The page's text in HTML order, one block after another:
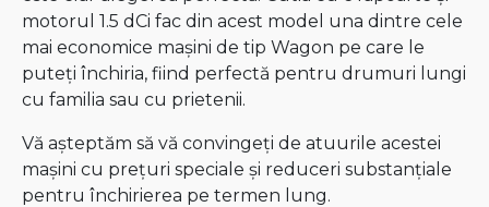
motorul 1.5 dCi fac din acest model una dintre cele
mai economice mașini de tip Wagon pe care le
puteți închiria, fiind perfectă pentru drumuri lungi
cu familia sau cu prietenii.
Vă așteptăm să vă convingeți de atuurile acestei
mașini cu prețuri speciale și reduceri substanțiale
pentru închirierea pe termen lung.